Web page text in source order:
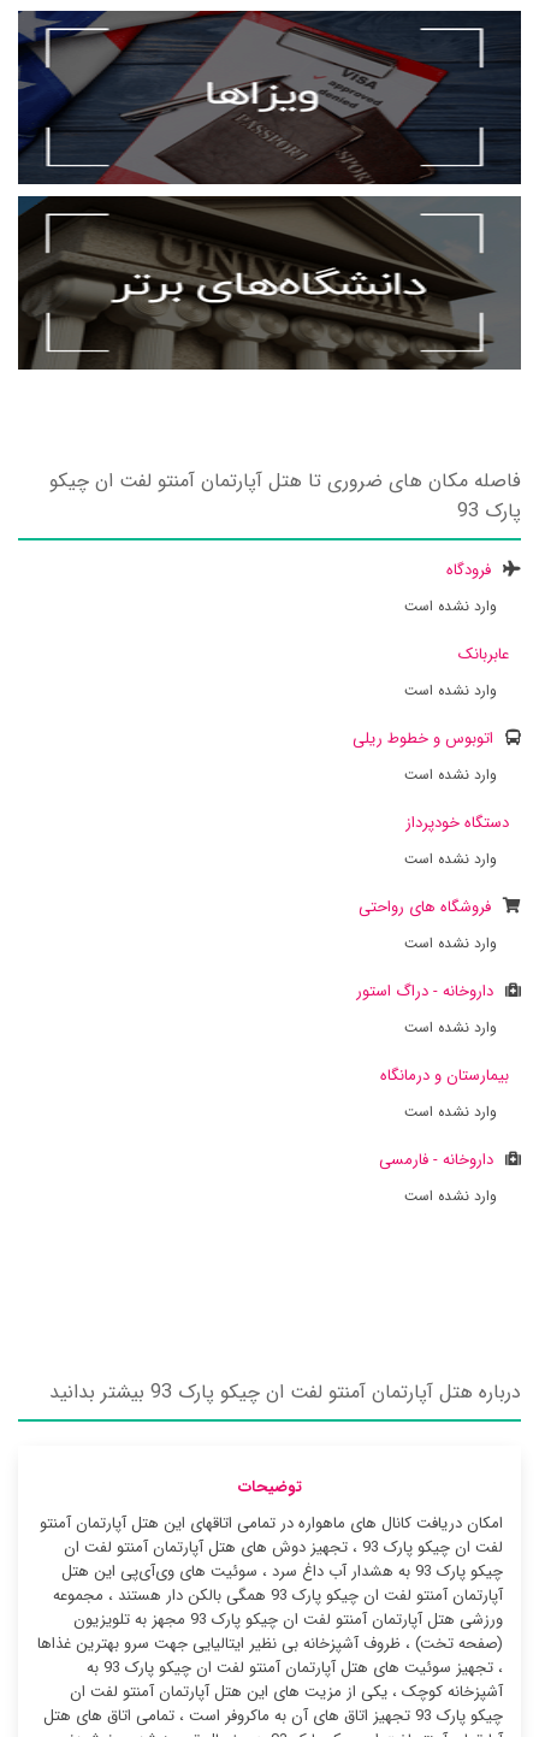
فاصله مکان های ضروری تا هتل آپارتمان آمنتو لفت ان چیکو
پارک 93
فرودگاه
وارد نشده است
عابربانک
وارد نشده است
اتوبوس و خطوط ریلی
وارد نشده است
دستگاه خودپرداز
وارد نشده است
فروشگاه های رواحتی
وارد نشده است
داروخانه - دراگ استور
وارد نشده است
بیمارستان و درمانگاه
وارد نشده است
داروخانه - فارمسی
وارد نشده است
درباره هتل آپارتمان آمنتو لفت ان چیکو پارک 93 بیشتر بدانید
توضیحات
امکان دریافت کانال های ماهواره در تمامی اتاقهای این هتل آپارتمان آمنتو
لفت ان چیکو پارک 93 ، تجهیز دوش های هتل آپارتمان آمنتو لفت ان
چیکو پارک 93 به هشدار آب داغ سرد ، سوئیت ‌های وی‌آی‌پی این هتل
آپارتمان آمنتو لفت ان چیکو پارک 93 همگی بالکن دار هستند ، مجموعه
ورزشی هتل آپارتمان آمنتو لفت ان چیکو پارک 93 مجهز به تلویزیون
(صفحه تخت) ، ظروف آشپزخانه بی نظیر ایتالیایی جهت سرو بهترین غذاها
، تجهیز سوئیت ‌های هتل آپارتمان آمنتو لفت ان چیکو پارک 93 به
آشپزخانه کوچک ، یکی از مزیت های این هتل آپارتمان آمنتو لفت ان
چیکو پارک 93 تجهیز اتاق های آن به ماکروفر است ، تمامی اتاق های هتل